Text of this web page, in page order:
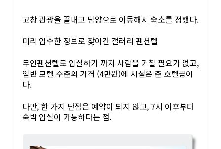
고창 관광을 끝내고 담양으로 이동해서 숙소를 정했다.
미리 입수한 정보로 찾아간 갤러리 펜션텔
무인펜션텔로 입실하기 까지 사람을 거칠 필요가 없고,
일반 모텔 수준의 가격 (4만원)에 시설은 준 호텔급이
다.
다만, 한 가지 단점은 예약이 되지 않고, 7시 이후부터
숙박 입실이 가능하다는 점.